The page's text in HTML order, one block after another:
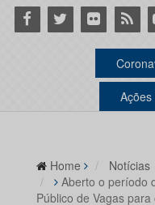
Facebook
Twitter Flickr RSS
Home
Notícias
Aberto o período
Público de Vagas